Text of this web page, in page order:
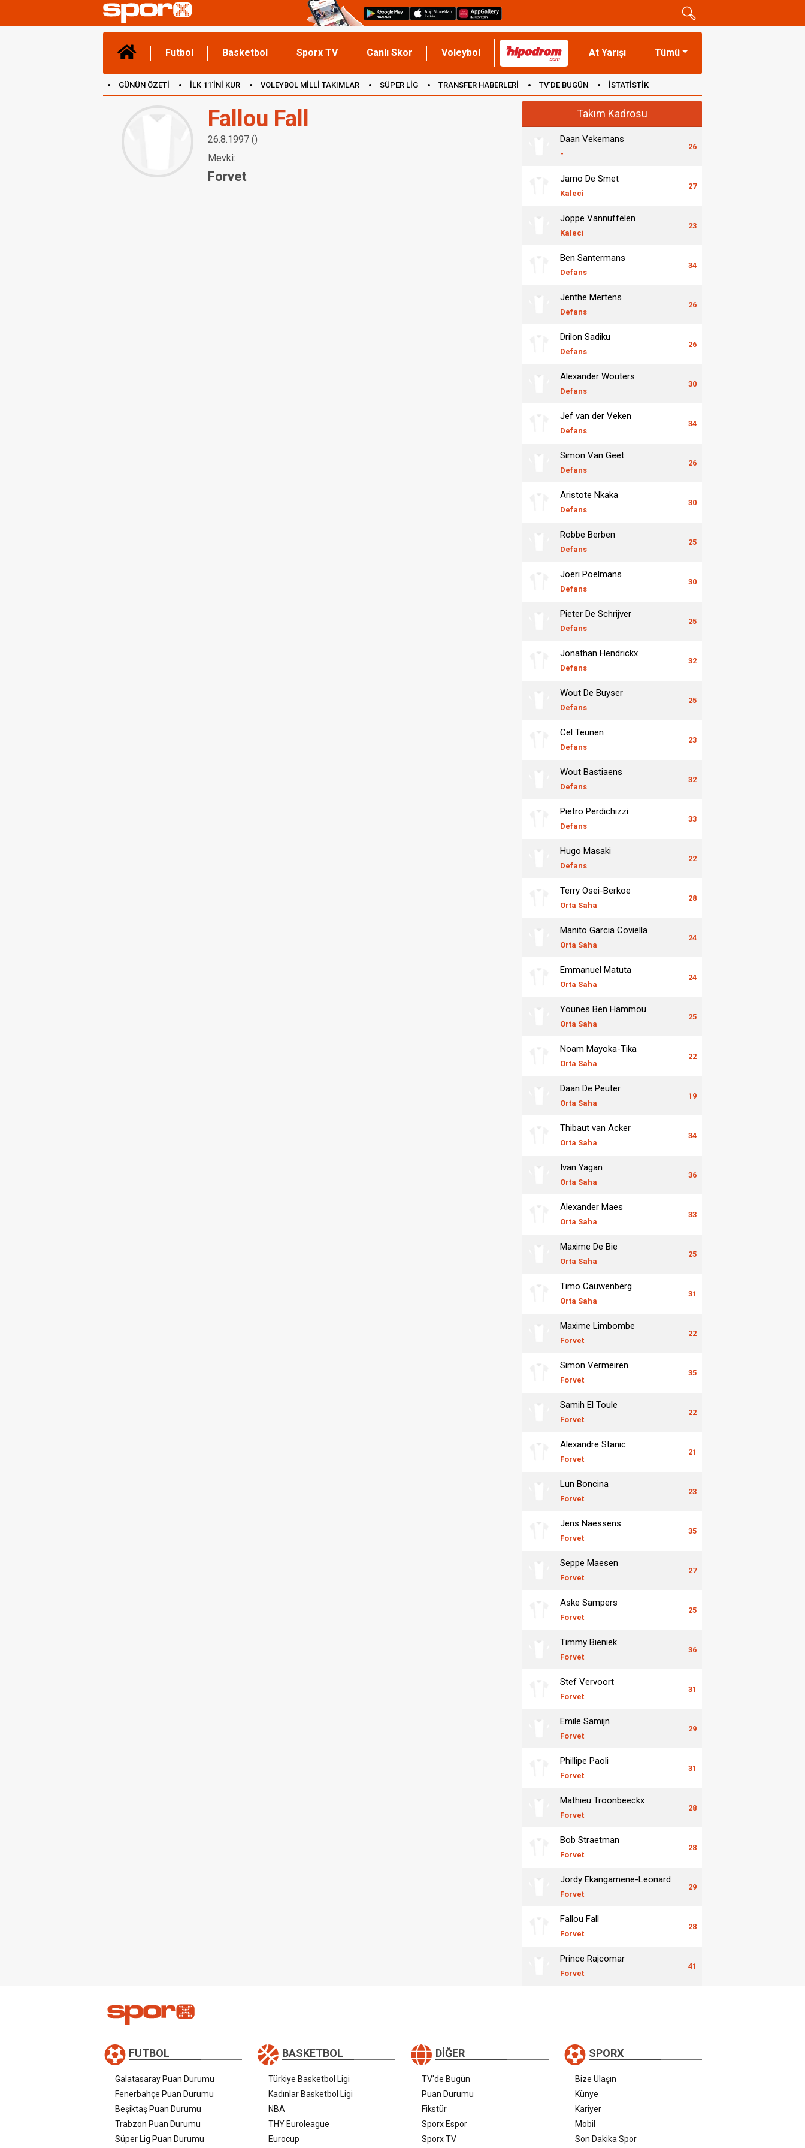
Futbol Basketbol Sporx TV Canlı Skor Voleybol At Yarışı Tümü
GÜNÜN ÖZETİ İLK 11'İNİ KUR VOLEYBOL MİLLİ TAKIMLAR SÜPER LİG TRANSFER HABERLERİ TV'DE BUGÜN İSTATİSTİK
Fallou Fall
26.8.1997 ()
Mevki:
Forvet
Takım Kadrosu
Daan Vekemans
-
26
Jarno De Smet
Kaleci
27
Joppe Vannuffelen
Kaleci
23
Ben Santermans
Defans
34
Jenthe Mertens
Defans
26
Drilon Sadiku
Defans
26
Alexander Wouters
Defans
30
Jef van der Veken
Defans
34
Simon Van Geet
Defans
26
Aristote Nkaka
Defans
30
Robbe Berben
Defans
25
Joeri Poelmans
Defans
30
Pieter De Schrijver
Defans
25
Jonathan Hendrickx
Defans
32
Wout De Buyser
Defans
25
Cel Teunen
Defans
23
Wout Bastiaens
Defans
32
Pietro Perdichizzi
Defans
33
Hugo Masaki
Defans
22
Terry Osei-Berkoe
Orta Saha
28
Manito Garcia Coviella
Orta Saha
24
Emmanuel Matuta
Orta Saha
24
Younes Ben Hammou
Orta Saha
25
Noam Mayoka-Tika
Orta Saha
22
Daan De Peuter
Orta Saha
19
Thibaut van Acker
Orta Saha
34
Ivan Yagan
Orta Saha
36
Alexander Maes
Orta Saha
33
Maxime De Bie
Orta Saha
25
Timo Cauwenberg
Orta Saha
31
Maxime Limbombe
Forvet
22
Simon Vermeiren
Forvet
35
Samih El Toule
Forvet
22
Alexandre Stanic
Forvet
21
Lun Boncina
Forvet
23
Jens Naessens
Forvet
35
Seppe Maesen
Forvet
27
Aske Sampers
Forvet
25
Timmy Bieniek
Forvet
36
Stef Vervoort
Forvet
31
Emile Samijn
Forvet
29
Phillipe Paoli
Forvet
31
Mathieu Troonbeeckx
Forvet
28
Bob Straetman
Forvet
28
Jordy Ekangamene-Leonard
Forvet
29
Fallou Fall
Forvet
28
Prince Rajcomar
Forvet
41
FUTBOL
Galatasaray Puan Durumu
Fenerbahçe Puan Durumu
Beşiktaş Puan Durumu
Trabzon Puan Durumu
Süper Lig Puan Durumu
BASKETBOL
Türkiye Basketbol Ligi
Kadınlar Basketbol Ligi
NBA
THY Euroleague
Eurocup
DIĞER
TV'de Bugün
Puan Durumu
Fikstür
Sporx Espor
Sporx TV
SPORX
Bize Ulaşın
Künye
Kariyer
Mobil
Son Dakika Spor